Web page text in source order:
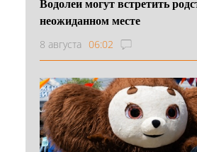
неожиданном месте
8 августа 06:02